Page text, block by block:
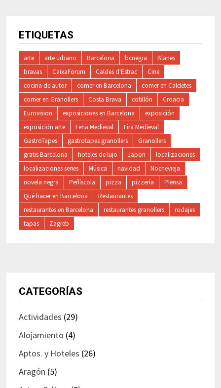
ETIQUETAS
arte arte urbano Barcelona bcnegra
Blanes
bravas
CaixaForum Caldes d'Estrac
Cine
cocina de autor
comer en Barcelona
comer en Caldetes
comer en Granollers
Costa Brava cotillón
Croacia
Eurovision
exposiciones en Barcelona
exposición
exposición arte
Feria Medieval
Fira Medieval
GastroTapes
gastrotapes granollers
Granollers
gratis Barcelona
hoteles de lujo Japon
localizaciones
localizaciones series
Música navidad
Nochevieja
novela negra
Peñíscola pizza pizzería
Plensa
Qué hacer en Barcelona
Restaurantes
restaurantes en Barcelona
restaurantes granollers
rodajes
tapas
Zagreb
CATEGORÍAS
Actividades (29)
Alojamiento (4)
Aptos. y Hoteles (26)
Aragón (5)